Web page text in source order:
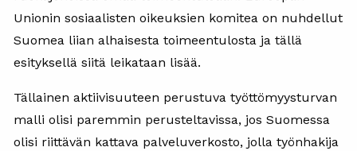
Unionin sosiaalisten oikeuksien komitea on nuhdellut
Suomea liian alhaisesta toimeentulosta ja tällä
esityksellä siitä leikataan lisää.
Tällainen aktiivisuuteen perustuva työttömyysturvan
malli olisi paremmin perusteltavissa, jos Suomessa
olisi riittävän kattava palveluverkosto, jolla työnhakija